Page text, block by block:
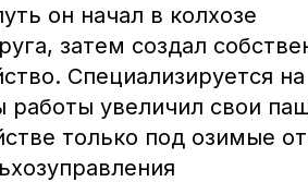
он начал в колхозе
затем создал
Специализируется на
увеличил свои
только под озимые